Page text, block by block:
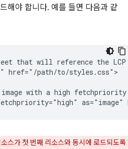
해야 합니다. 예를 들면 다음과 같
that will reference the
href="/path/to/styles.css">
image with a high
스가 첫 번째 리소스와 동시에 로드되도록